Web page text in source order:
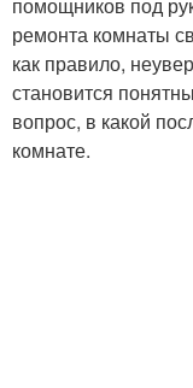
ремонта комнаты
как правило,
становится
вопрос, в какой
комнате.